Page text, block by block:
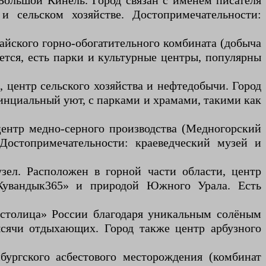
хозяйстве. Достопримечательности:
горно-обогатительного комбината (добыча
есть парки и культурные центры, популярны
сельского хозяйства и нефтедобычи. Город
уют, с парками и храмами, такими как
медно-серного производства (Медногорский
краеведческий музей и
Расположен в горной части области, центр
и природой Южного Урала. Есть
России благодаря уникальным солёным
отдыхающих. Город также центр арбузного
асбестового месторождения (комбинат